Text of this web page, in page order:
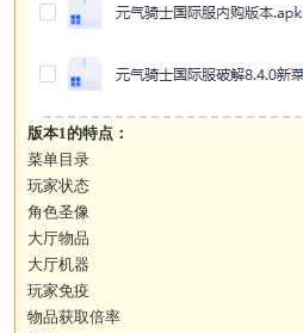
版本1的特点：
菜单目录
玩家状态
角色圣像
大厅物品
大厅机器
玩家免疫
物品获取倍率